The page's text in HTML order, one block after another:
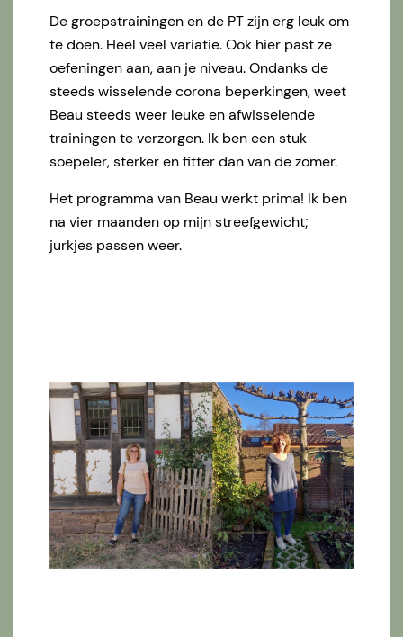
De groepstrainingen en de PT zijn erg leuk om
te doen. Heel veel variatie. Ook hier past ze
oefeningen aan, aan je niveau. Ondanks de
steeds wisselende corona beperkingen, weet
Beau steeds weer leuke en afwisselende
trainingen te verzorgen. Ik ben een stuk
soepeler, sterker en fitter dan van de zomer.
Het programma van Beau werkt prima! Ik ben
na vier maanden op mijn streefgewicht;
jurkjes passen weer.